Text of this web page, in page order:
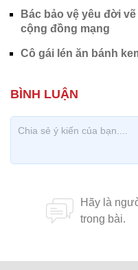
Bác bảo vệ yêu đời
cộng đồng mạng
Cô gái lén ăn bánh